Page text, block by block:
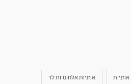
אוזניות אוזניות אלחוטיות לד